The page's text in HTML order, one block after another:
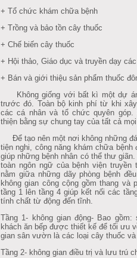
+ Tổ chức khám chữa bệnh
+ Trồng và bảo tồn cây thuốc
+ Chế biến cây thuốc
+ Hội thảo, Giáo dục và truyền dạy
+ Bán và giới thiệu sản phẩm thuốc
Không giống với bất kì một dự
trước đó. Toàn bộ kinh phí từ khi
các cá nhân và tổ chức quyên góp.
thiện bằng sự chung tay của tất cả
Để tạo nên một nơi không những
tiện nghi, công năng khám chữa
giúp những bệnh nhân có thể thư
toàn ngôn ngữ của bệnh viện truyền
nằm giữa những dãy phòng bệnh
không gian công cộng gồm thang và
tầng 1 lên tầng 4 giúp kết nối các
tính chất từ động đến tĩnh.
Tầng 1- không gian động- Bao
khách ăn bếp được thiết kế để tối ưu
gian sân vườn là các loại cây thuốc
Tầng 2- không gian điều trị và lưu trú